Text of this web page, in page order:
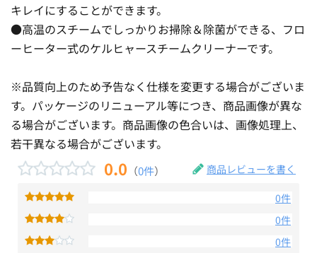
キレイにすることができます。
●高温のスチームでしっかりお掃除＆除菌ができる、フロ
ーヒーター式のケルヒャースチームクリーナーです。
※品質向上のため予告なく仕様を変更する場合がございま
す。パッケージのリニューアル等につき、商品画像が異な
る場合がございます。商品画像の色合いは、画像処理上、
若干異なる場合がございます。
0.0 （0件） 商品レビューを書く
0件
0件
0件